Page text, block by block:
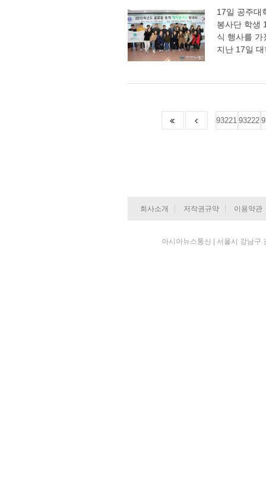
17일 공주대
봉사단 학생
식 행사를
지난 17일
93221 93222
회사소개 저작권규약 이용약관
아시아뉴스통신 | 서울시 강남